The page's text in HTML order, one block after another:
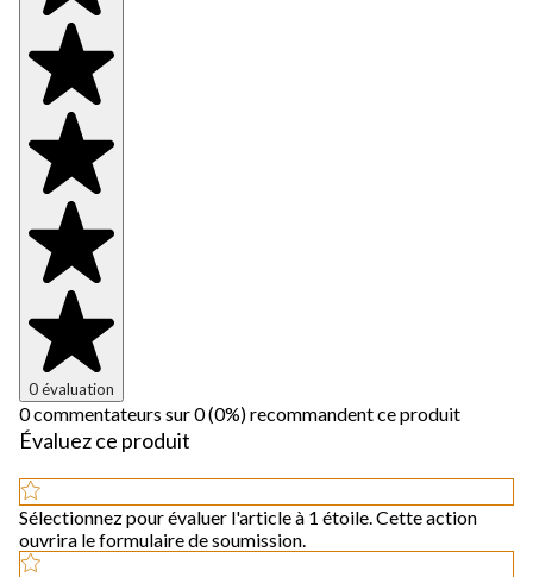
0 évaluation
0 commentateurs sur 0 (0%) recommandent ce produit
Évaluez ce produit
Sélectionnez pour évaluer l'article à 1 étoile. Cette action
ouvrira le formulaire de soumission.